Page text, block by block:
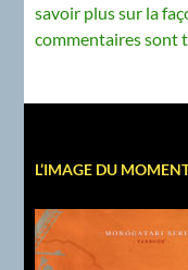
savoir plus sur la
commentaires sont
L’IMAGE DU